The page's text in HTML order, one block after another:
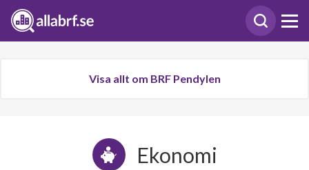
Visa allt om BRF Pendylen
Ekonomi